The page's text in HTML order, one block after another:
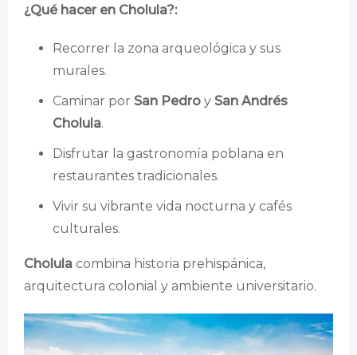
¿Qué hacer en Cholula?:
Recorrer la zona arqueológica y sus
murales.
Caminar por San Pedro y San Andrés
Cholula.
Disfrutar la gastronomía poblana en
restaurantes tradicionales.
Vivir su vibrante vida nocturna y cafés
culturales.
Cholula combina historia prehispánica,
arquitectura colonial y ambiente universitario.